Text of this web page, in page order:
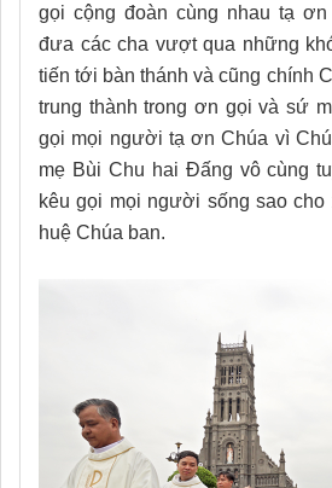
gọi cộng đoàn cùng nhau tạ
đưa các cha vượt qua những
tiến tới bàn thánh và cũng chính
trung thành trong ơn gọi và sứ
gọi mọi người tạ ơn Chúa vì
mẹ Bùi Chu hai Đấng vô cùng
kêu gọi mọi người sống sao
huệ Chúa ban.